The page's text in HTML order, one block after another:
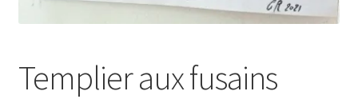
Templier aux fusains